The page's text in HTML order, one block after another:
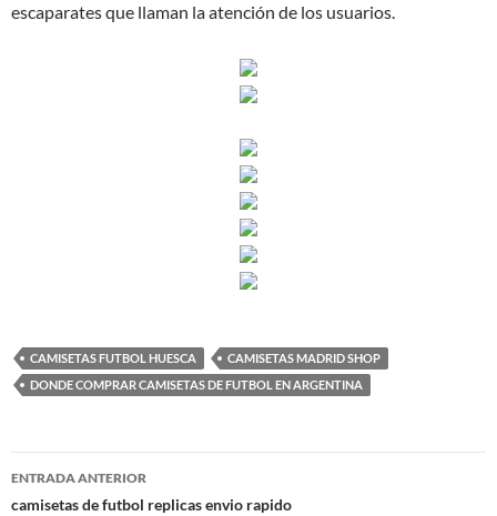
escaparates que llaman la atención de los usuarios.
CAMISETAS FUTBOL HUESCA
CAMISETAS MADRID SHOP
DONDE COMPRAR CAMISETAS DE FUTBOL EN ARGENTINA
Navegación
de
ENTRADA ANTERIOR
camisetas de futbol replicas envio rapido